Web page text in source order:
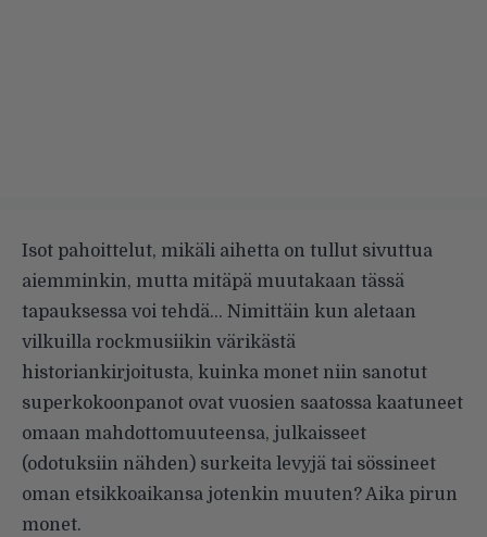
Isot pahoittelut, mikäli aihetta on tullut sivuttua
aiemminkin, mutta mitäpä muutakaan tässä
tapauksessa voi tehdä… Nimittäin kun aletaan
vilkuilla rockmusiikin värikästä
historiankirjoitusta, kuinka monet niin sanotut
superkokoonpanot ovat vuosien saatossa kaatuneet
omaan mahdottomuuteensa, julkaisseet
(odotuksiin nähden) surkeita levyjä tai sössineet
oman etsikkoaikansa jotenkin muuten? Aika pirun
monet.